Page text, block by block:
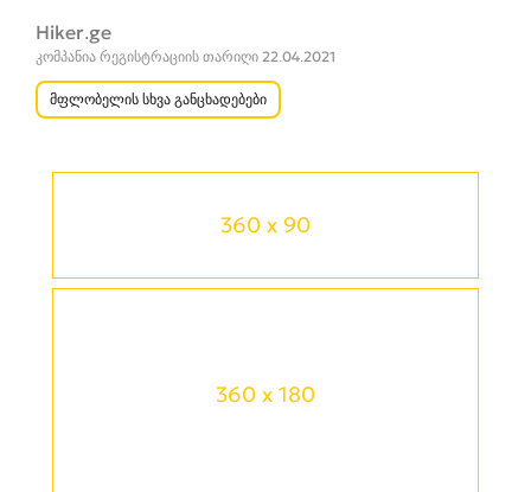
360 x 90
360 x 180
Hiker.ge
კომპანია რეგისტრაციის თარიღი 22.04.2021
მფლობელის სხვა განცხადებები